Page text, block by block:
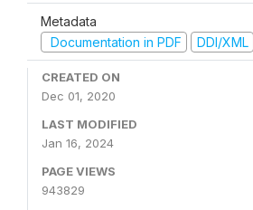
Metadata
Documentation in PDF
DDI/XML
CREATED ON
Dec 01, 2020
LAST MODIFIED
Jan 16, 2024
PAGE VIEWS
943829